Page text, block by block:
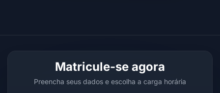
Matricule-se agora
Preencha seus dados e escolha a carga horária